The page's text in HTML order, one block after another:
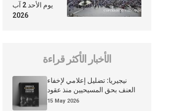
يوم الأحد 2 آب
2026
الأخبار الأكثر قراءة
نيجيريا: تضليل إعلامي لإخفاء
العنف بحق المسيحيين منذ عقود
15 May 2026